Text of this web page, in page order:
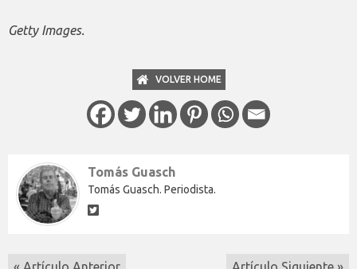
Getty Images.
VOLVER HOME
Tomás Guasch
Tomás Guasch. Periodista.